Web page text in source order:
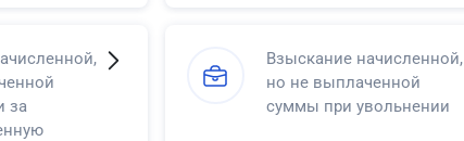
за
Взыскание начисленной,
но не выплаченной
суммы при увольнении